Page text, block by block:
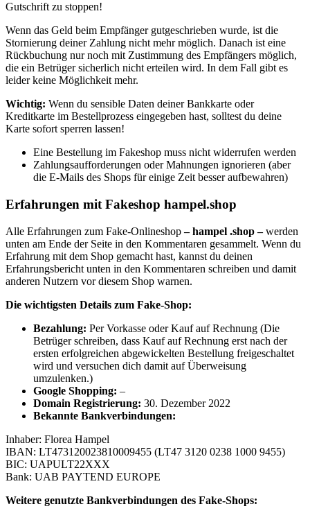
Gutschrift zu stoppen!
Wenn das Geld beim Empfänger gutgeschrieben wurde, ist die
Stornierung deiner Zahlung nicht mehr möglich. Danach ist eine
Rückbuchung nur noch mit Zustimmung des Empfängers möglich,
die ein Betrüger sicherlich nicht erteilen wird. In dem Fall gibt es
leider keine Möglichkeit mehr.
Wichtig: Wenn du sensible Daten deiner Bankkarte oder
Kreditkarte im Bestellprozess eingegeben hast, solltest du deine
Karte sofort sperren lassen!
Eine Bestellung im Fakeshop muss nicht widerrufen werden
Zahlungsaufforderungen oder Mahnungen ignorieren (aber
die E-Mails des Shops für einige Zeit besser aufbewahren)
Erfahrungen mit Fakeshop hampel.shop
Alle Erfahrungen zum Fake-Onlineshop– hampel .shop –werden
unten am Ende der Seite in den Kommentaren gesammelt. Wenn du
Erfahrung mit dem Shop gemacht hast, kannst du deinen
Erfahrungsbericht unten in den Kommentaren schreiben und damit
anderen Nutzern vor diesem Shop warnen.
Die wichtigsten Details zum Fake-Shop:
Bezahlung: Per Vorkasse oder Kauf auf Rechnung (Die
Betrüger schreiben, dass Kauf auf Rechnung erst nach der
ersten erfolgreichen abgewickelten Bestellung freigeschaltet
wird und versuchen dich damit auf Überweisung
umzulenken.)
Google Shopping: –
Domain Registrierung: 30. Dezember 2022
Bekannte Bankverbindungen:
Inhaber: Florea Hampel
IBAN: LT473120023810009455 (LT47 3120 0238 1000 9455)
BIC: UAPULT22XXX
Bank: UAB PAYTEND EUROPE
Weitere genutzte Bankverbindungen des Fake-Shops: